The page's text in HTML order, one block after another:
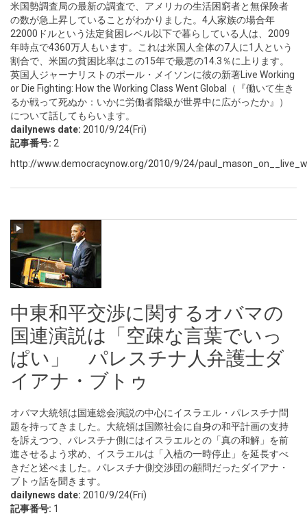
米国勢調査局の最新の調査で、アメリカの生活困窮者と無保険者
の数が急上昇していることがわかりました。4人家族の場合年
22000ドルという法定貧困レベル以下で暮らしている人は、2009
年時点で4360万人もいます。これは米国人全体の7人に1人という
割合で、米国の貧困比率はこの15年で最悪の14.3％に上ります。
英国人ジャーナリストのポール・メイソンに彼の新著Live Working
or Die Fighting: How the Working Class Went Global（『働いて生き
るか戦って死ぬか：いかに労働者階級が世界中に広がったか』）
について話してもらいます。
dailynews date: 2010/9/24(Fri)
記事番号: 2
http://www.democracynow.org/2010/9/24/
中東和平交渉に関するオバマの
国連演説は「空疎な言葉でいっ
ぱい」 パレスチナ人弁護士ダ
イアナ・ブトゥ
オバマ大統領は国連総会演説の中心にイスラエル・パレスチナ問
題を持ってきました。大統領は国際社会に自身の和平計画の支持
を訴えつつ、パレスチナ側にはイスラエルとの「真の和解」を前
進させるよう求め、イスラエルは「入植の一時停止」を延長すべ
きだと述べました。パレスチナ側交渉団の顧問だったダイアナ・
ブトゥ話を聞きます。
dailynews date: 2010/9/24(Fri)
記事番号: 1